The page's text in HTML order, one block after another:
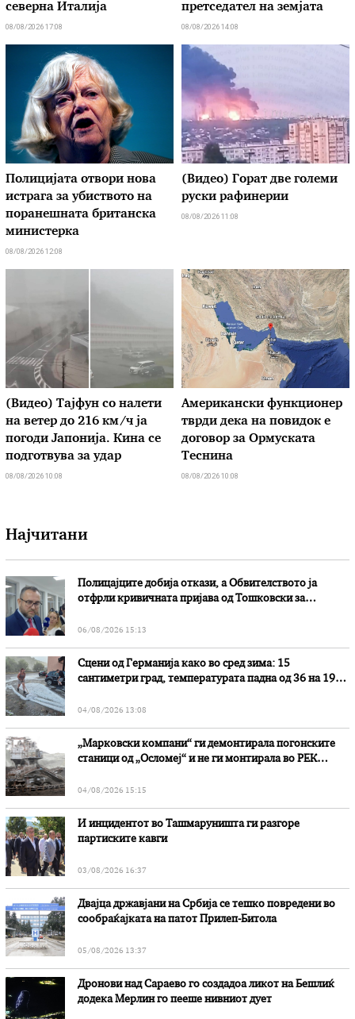
северна Италија
08/08/2026 17:08
претседател на земјата
08/08/2026 14:08
Полицијата отвори нова
истрага за убиството на
поранешната британска
министерка
08/08/2026 12:08
(Видео) Горат две големи
руски рафинерии
08/08/2026 11:08
(Видео) Тајфун со налети
на ветер до 216 км/ч ја
погоди Јапонија. Кина се
подготвува за удар
08/08/2026 10:08
Американски функционер
тврди дека на повидок е
договор за Ормуската
Теснина
08/08/2026 10:08
Најчитани
Полицајците добија откази, а Обвителството ја
отфрли кривичната пријава од Тошковски за
06/08/2026 15:13
Сцени од Германија како во сред зима: 15
сантиметри град, температурата падна од 36 на 19
04/08/2026 13:08
„Марковски компани“ ги демонтирала погонските
станици од „Осломеј“ и не ги монтирала во РЕК
04/08/2026 15:15
И инцидентот во Ташмаруништa ги разгоре
партиските кавги
03/08/2026 16:37
Двајца државјани на Србија се тешко повредени во
сообраќајката на патот Прилеп-Битола
05/08/2026 13:37
Дронови над Сараево го создадоа ликот на Бешлиќ
додека Мерлин го пееше нивниот дует